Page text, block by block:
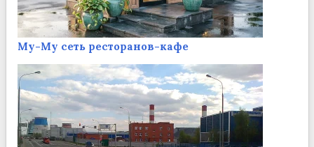
Му-Му сеть ресторанов-кафе